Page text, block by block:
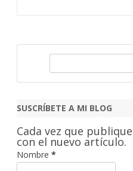
c
r
SUSCRÍBETE A MI BLOG
Cada vez que
con el nuevo artículo.
Nombre *